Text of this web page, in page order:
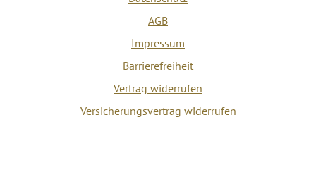
AGB
Impressum
Barrierefreiheit
Vertrag widerrufen
Versicherungsvertrag widerrufen